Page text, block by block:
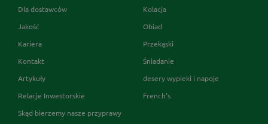
Dla dostawców
Jakość
Kariera
Kontakt
Artykuły
Relacje Inwestorskie
Skąd bierzemy nasze przyprawy
Kolacja
Obiad
Przekąski
Śniadanie
desery wypieki i napoje
French's